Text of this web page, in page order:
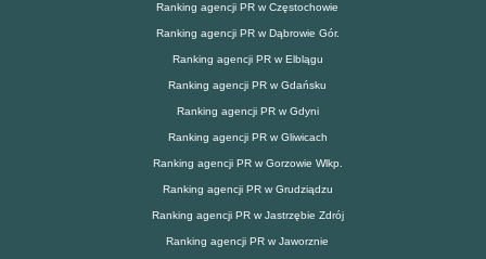
Ranking agencji PR w Częstochowie
Ranking agencji PR w Dąbrowie Gór.
Ranking agencji PR w Elblągu
Ranking agencji PR w Gdańsku
Ranking agencji PR w Gdyni
Ranking agencji PR w Gliwicach
Ranking agencji PR w Gorzowie Wlkp.
Ranking agencji PR w Grudziądzu
Ranking agencji PR w Jastrzębie Zdrój
Ranking agencji PR w Jaworznie